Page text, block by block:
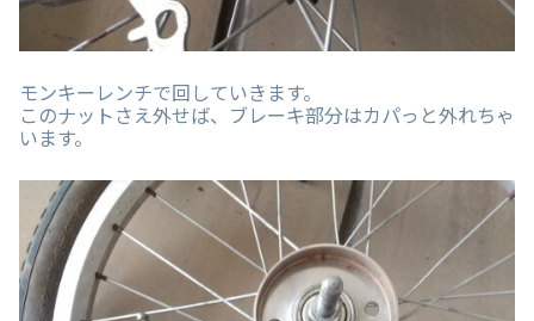
モンキーレンチで回していきます。
このナットさえ外せば、ブレーキ部分はカパっと外れちゃ
います。